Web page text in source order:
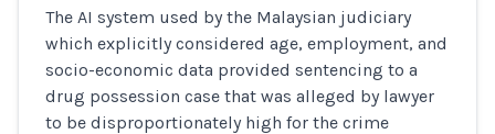
The AI system used by the Malaysian judiciary
which explicitly considered age, employment, and
socio-economic data provided sentencing to a
drug possession case that was alleged by lawyer
to be disproportionately high for the crime